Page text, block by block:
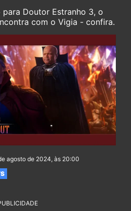
Doutor Estranho 3, o
com o Vigia - confira.
agosto de 2024, às 20:00